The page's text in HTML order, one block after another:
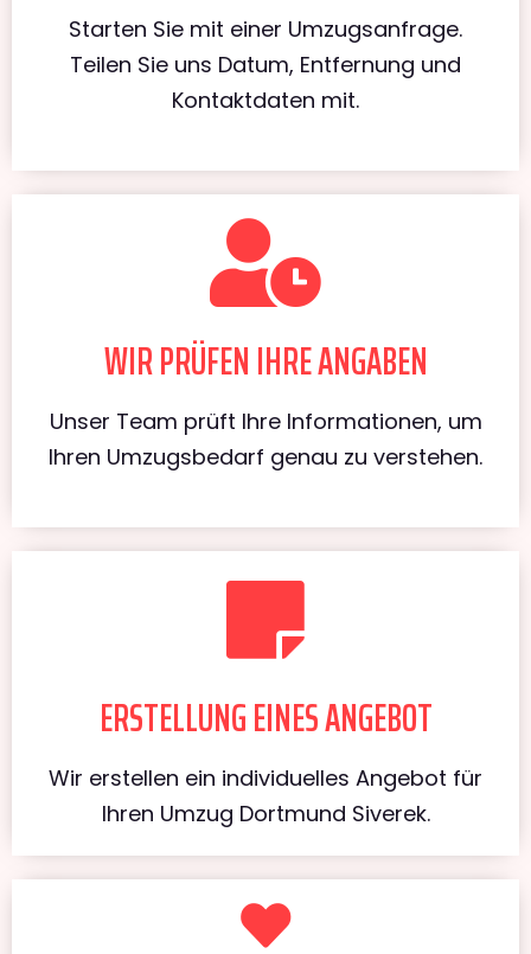
Starten Sie mit einer Umzugsanfrage.
Teilen Sie uns Datum, Entfernung und
Kontaktdaten mit.
WIR PRÜFEN IHRE ANGABEN
Unser Team prüft Ihre Informationen, um
Ihren Umzugsbedarf genau zu verstehen.
ERSTELLUNG EINES ANGEBOT
Wir erstellen ein individuelles Angebot für
Ihren Umzug Dortmund Siverek.